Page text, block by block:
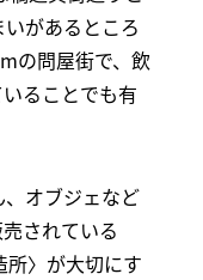
があるところ
の問屋街で、飲
ることでも有
オブジェなど
されている
所〉が大切にす